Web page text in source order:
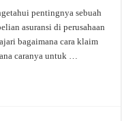
pentingnya sebuah
asuransi di perusahaan
bagaimana cara klaim
caranya untuk …